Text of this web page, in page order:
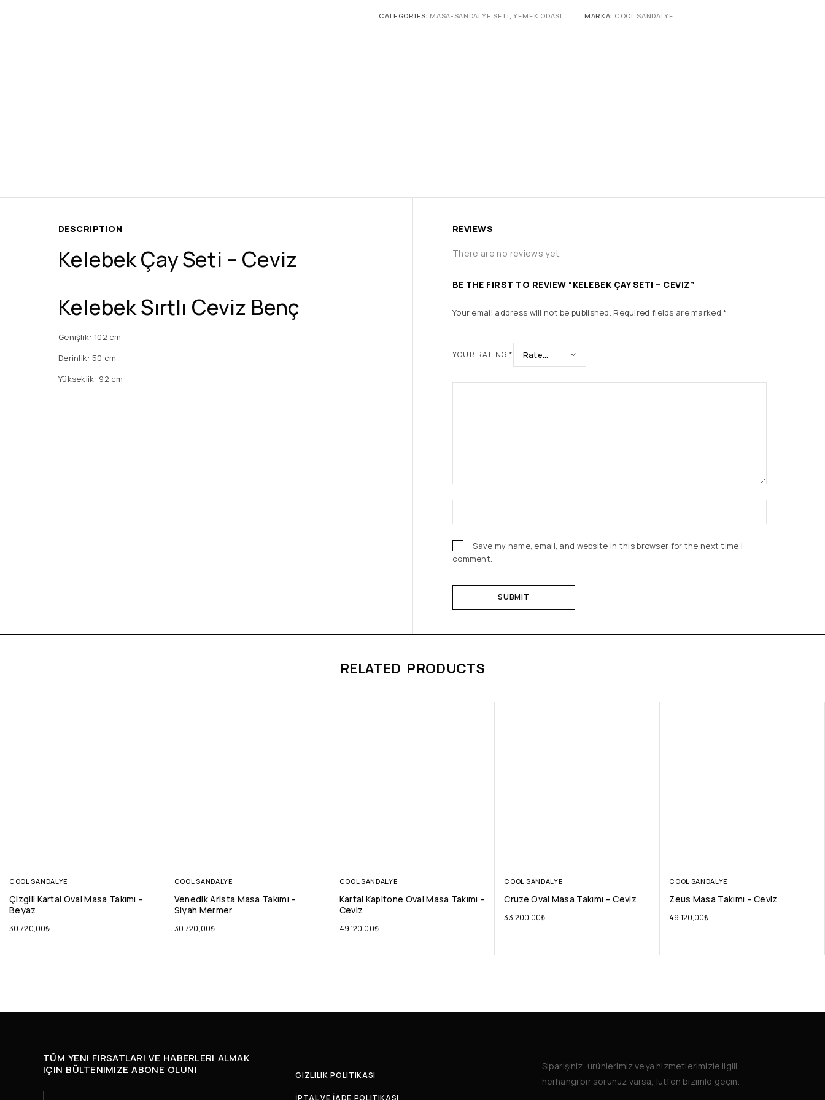
CATEGORIES: MASA-SANDALYE SETI , YEMEK ODASI MARKA: COOL SANDALYE
DESCRIPTION
Kelebek Çay Seti – Ceviz
Kelebek Sırtlı Ceviz Benç
Genişlik: 102 cm
Derinlik: 50 cm
Yükseklik: 92 cm
REVIEWS
There are no reviews yet.
BE THE FIRST TO REVIEW “KELEBEK ÇAY SETI – CEVIZ”
Your email address will not be published. Required fields are marked*
YOUR RATING*
Save my name, email, and website in this browser for the next time I
comment.
RELATED PRODUCTS
COOL SANDALYE
Çizgili Kartal Oval Masa Takımı –
Beyaz
30.720,00₺
COOL SANDALYE
Venedik Arista Masa Takımı –
Siyah Mermer
30.720,00₺
COOL SANDALYE
Kartal Kapitone Oval Masa Takımı –
Ceviz
49.120,00₺
COOL SANDALYE
Cruze Oval Masa Takımı – Ceviz
33.200,00₺
COOL SANDALYE
Zeus Masa Takımı – Ceviz
49.120,00₺
TÜM YENI FIRSATLARI VE HABERLERI ALMAK
IÇIN BÜLTENIMIZE ABONE OLUN!
GIZLILIK POLITIKASI
İPTAL VE İADE POLITIKASI
Siparişiniz, ürünlerimiz veya hizmetlerimizle ilgili
herhangi bir sorunuz varsa, lütfen bizimle geçin.